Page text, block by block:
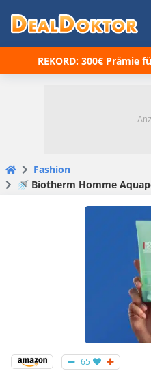
REKORD: 300€
Fashion
🚿 Biotherm Homme Aquapower
65